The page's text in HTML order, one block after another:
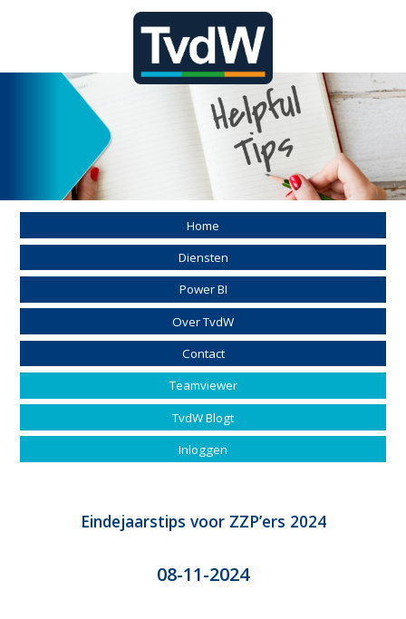
Home
Diensten
Power BI
Over TvdW
Contact
Teamviewer
TvdW Blogt
Inloggen
Eindejaarstips voor ZZP’ers 2024
08-11-2024